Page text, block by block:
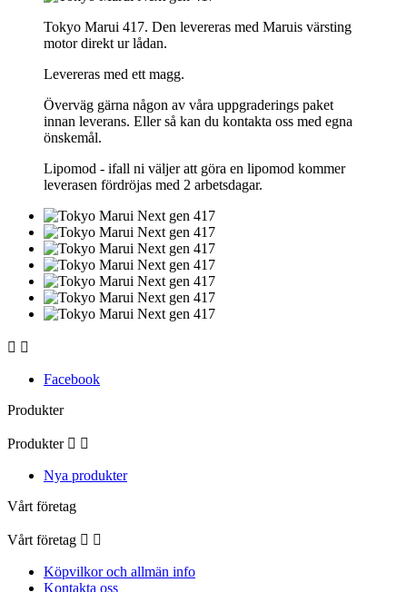
Tokyo Marui 417. Den levereras med Maruis värsting
motor direkt ur lådan.
Levereras med ett magg.
Överväg gärna någon av våra uppgraderings paket
innan leverans. Eller så kan du kontakta oss med egna
önskemål.
Lipomod - ifall ni väljer att göra en lipomod kommer
leverasen fördröjas med 2 arbetsdagar.
 
Facebook
Produkter
Produkter  
Nya produkter
Vårt företag
Vårt företag  
Köpvilkor och allmän info
Kontakta oss